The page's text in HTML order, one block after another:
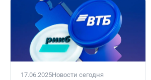
17.06.2025Новости сегодня